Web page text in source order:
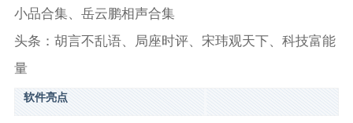
小品合集、岳云鹏相声合集
头条：胡言不乱语、局座时评、宋玮观天下、科技富能
量
软件亮点